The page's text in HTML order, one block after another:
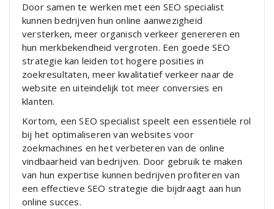
Door samen te werken met een SEO specialist
kunnen bedrijven hun online aanwezigheid
versterken, meer organisch verkeer genereren en
hun merkbekendheid vergroten. Een goede SEO
strategie kan leiden tot hogere posities in
zoekresultaten, meer kwalitatief verkeer naar de
website en uiteindelijk tot meer conversies en
klanten.
Kortom, een SEO specialist speelt een essentiële rol
bij het optimaliseren van websites voor
zoekmachines en het verbeteren van de online
vindbaarheid van bedrijven. Door gebruik te maken
van hun expertise kunnen bedrijven profiteren van
een effectieve SEO strategie die bijdraagt aan hun
online succes.